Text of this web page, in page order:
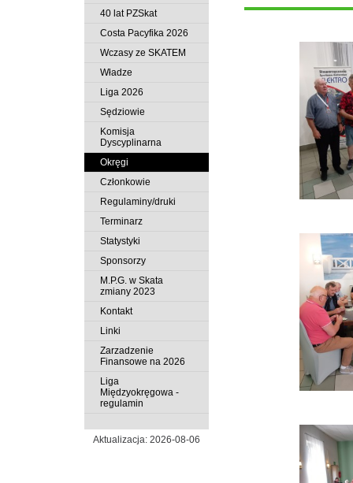
40 lat PZSkat
Costa Pacyfika 2026
Wczasy ze SKATEM
Władze
Liga 2026
Sędziowie
Komisja
Dyscyplinarna
Okręgi
Członkowie
Regulaminy/druki
Terminarz
Statystyki
Sponsorzy
M.P.G. w Skata
zmiany 2023
Kontakt
Linki
Zarzadzenie
Finansowe na 2026
Liga
Międzyokręgowa -
regulamin
Aktualizacja: 2026-08-06